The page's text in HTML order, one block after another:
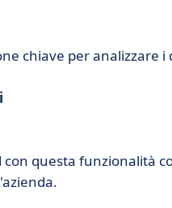
chiave per analizzare
questa funzionalità